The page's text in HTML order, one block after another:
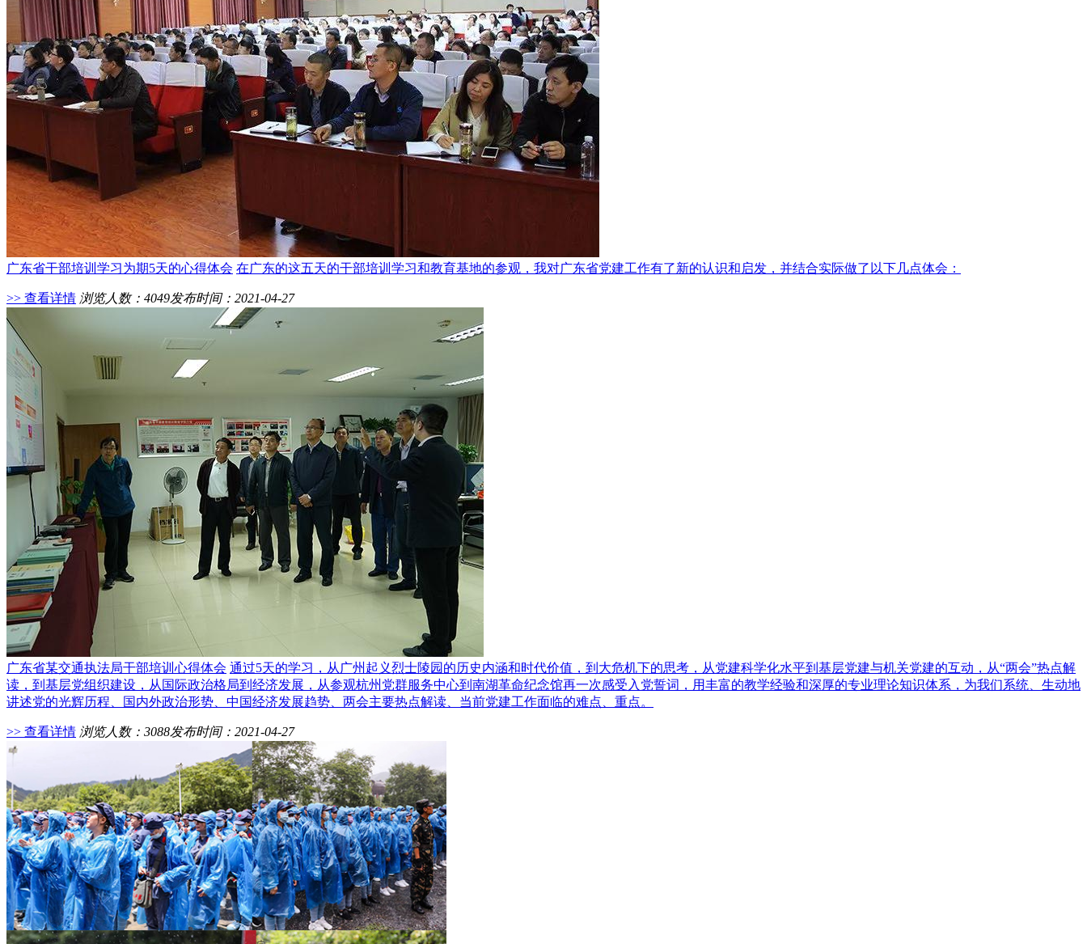
广东省干部培训学习为期5天的心得体会 在广东的这五天的干部培训学习和教育基地的参观，我对广东省党建工作有了新的认识和启发，并结合实际做了以下几点体会：
>> 查看详情 浏览人数：4049发布时间：2021-04-27
广东省某交通执法局干部培训心得体会 通过5天的学习，从广州起义烈士陵园的历史内涵和时代价值，到大危机下的思考，从党建科学化水平到基层党建与机关党建的互动，从“两会”热点解
读，到基层党组织建设，从国际政治格局到经济发展，从参观杭州党群服务中心到南湖革命纪念馆再一次感受入党誓词，用丰富的教学经验和深厚的专业理论知识体系，为我们系统、生动地
讲述党的光辉历程、国内外政治形势、中国经济发展趋势、两会主要热点解读、当前党建工作面临的难点、重点。
>> 查看详情 浏览人数：3088发布时间：2021-04-27